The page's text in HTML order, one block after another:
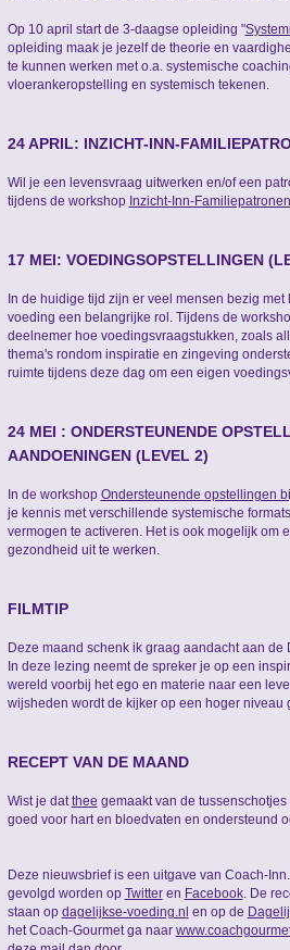
Op 10 april start de 3-daagse opleiding "
opleiding maak je jezelf de theorie en
te kunnen werken met o.a. systemische
vloerankeropstelling en systemisch tekenen.
24 APRIL: INZICHT-INN-
Wil je een levensvraag uitwerken en/of een
tijdens de workshop Inzicht-Inn-Familiepatronen
17 MEI: VOEDINGSOPSTELLINGEN
In de huidige tijd zijn er veel mensen bezig
voeding een belangrijke rol. Tijdens de
deelnemer hoe voedingsvraagstukken, zoals
thema's rondom inspiratie en zingeving
ruimte tijdens deze dag om een eigen
24 MEI : ONDERSTEUNENDE
AANDOENINGEN (LEVEL 2)
In de workshop Ondersteunende opstellingen
je kennis met verschillende systemische
vermogen te activeren. Het is ook mogelijk om
gezondheid uit te werken.
FILMTIP
Deze maand schenk ik graag aandacht aan de
In deze lezing neemt de spreker je op een
wereld voorbij het ego en materie naar een
wijsheden wordt de kijker op een hoger niveau
RECEPT VAN DE MAAND
Wist je datthee gemaakt van de
goed voor hart en bloedvaten en ondersteund
Deze nieuwsbrief is een uitgave van Coach-
gevolgd worden op Twitteren Facebook. De
staan op dagelijkse-voeding.nl en op de
het Coach-Gourmet ga naar